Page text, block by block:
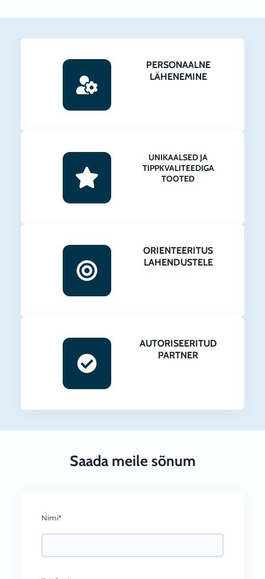
PERSONAALNE
LÄHENEMINE
UNIKAALSED JA
TIPPKVALITEEDIGA
TOOTED
ORIENTEERITUS
LAHENDUSTELE
AUTORISEERITUD
PARTNER
Saada meile sõnum
Nimi*